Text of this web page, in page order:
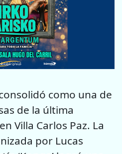
como una de
de la última
Villa Carlos Paz. La
por Lucas